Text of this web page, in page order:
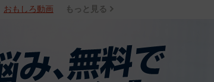
おもしろ動画 もっと見る